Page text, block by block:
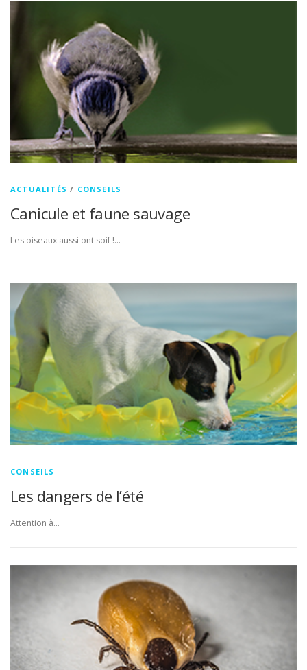
ACTUALITÉS / CONSEILS
Canicule et faune sauvage
Les oiseaux aussi ont soif !…
CONSEILS
Les dangers de l’été
Attention à…